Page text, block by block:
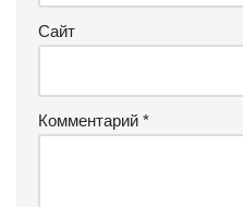
Сайт
Комментарий *